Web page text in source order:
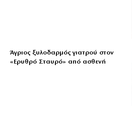
Άγριος ξυλοδαρμός γιατρού στον
«Ερυθρό Σταυρό» από ασθενή